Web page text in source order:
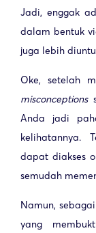
Jadi, enggak
dalam bentuk
juga lebih
Oke, setelah
misconceptions
Anda jadi
kelihatannya.
dapat diakses
semudah
Namun,
yang